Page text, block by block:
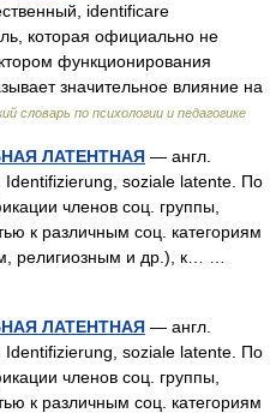
identificare
которая официально не
функционирования
значительное влияние на
словарь по психологии и педагогике
ЛАТЕНТНАЯ — англ.
soziale latente. По
членов соц. группы,
к различным соц. категориям
религиозным и др.), к… …
ЛАТЕНТНАЯ — англ.
soziale latente. По
членов соц. группы,
к различным соц. категориям